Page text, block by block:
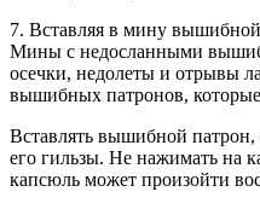
7. Вставляя в мину
Мины с недосланными
осечки, недолеты и отрывы
вышибных патронов, которые
Вставлять вышибной
его гильзы. Не нажимать на
капсюль может произойти